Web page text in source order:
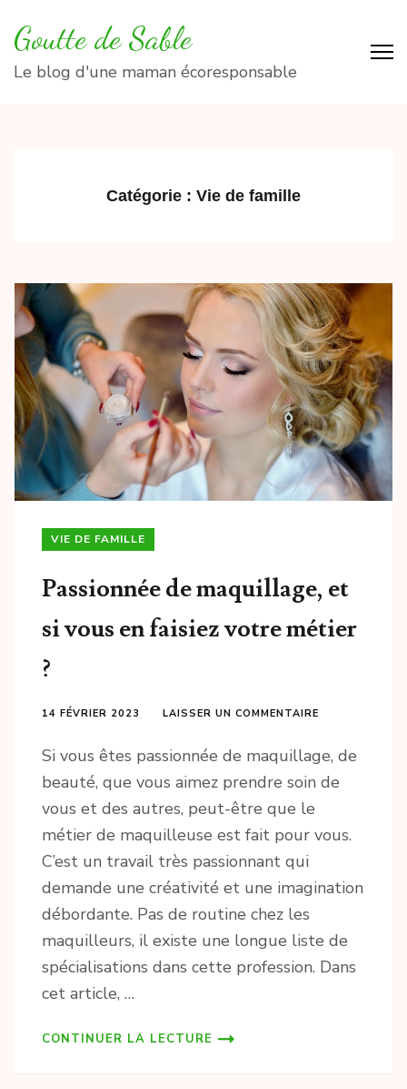
au
contenu
Goutte de Sable
Le blog d'une maman écoresponsable
Catégorie : Vie de famille
VIE DE FAMILLE
Passionnée de maquillage, et
si vous en faisiez votre métier
?
14 FÉVRIER 2023 LAISSER UN COMMENTAIRE
Si vous êtes passionnée de maquillage, de
beauté, que vous aimez prendre soin de
vous et des autres, peut-être que le
métier de maquilleuse est fait pour vous.
C’est un travail très passionnant qui
demande une créativité et une imagination
débordante. Pas de routine chez les
maquilleurs, il existe une longue liste de
spécialisations dans cette profession. Dans
cet article, …
CONTINUER LA LECTURE